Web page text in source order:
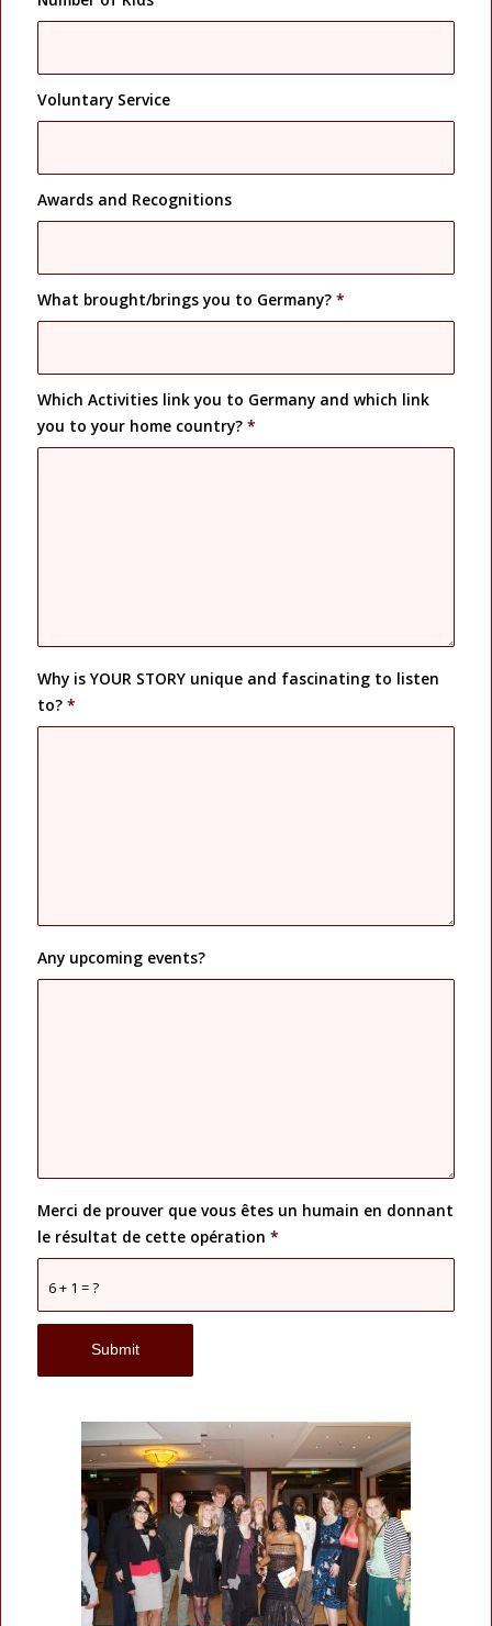
Voluntary Service
Awards and Recognitions
What brought/brings you to Germany?*
Which Activities link you to Germany and which link
you to your home country?*
Why is YOUR STORY unique and fascinating to listen
to?*
Any upcoming events?
6 + 1 = ?
Merci de prouver que vous êtes un humain en donnant
le résultat de cette opération*